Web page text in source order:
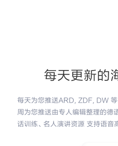
每天更新的
每天为您推送ARD, ZDF, DW
周为您推送由专人编辑整理的德
话训练、名人演讲资源 支持语音